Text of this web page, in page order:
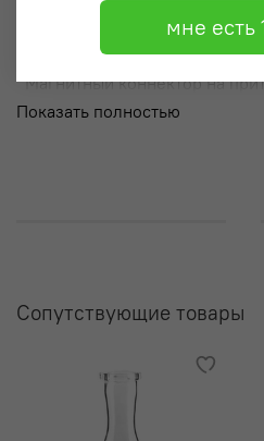
исключительно для себя.
Магнитный коннектор на
“Magnet Shield” – которая
Полностью разборная
шахты, контактирующие с
резьбовые соединения в
выполнены из нержавеющей
долговечными и прочными.
Показать полностью
Сопутствующие товары
мне есть